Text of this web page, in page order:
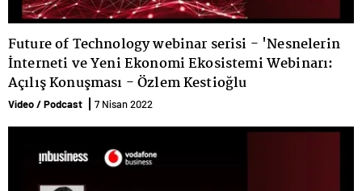
Future of Technology webinar serisi - 'Nesnelerin
İnterneti ve Yeni Ekonomi Ekosistemi Webinarı:
Açılış Konuşması - Özlem Kestioğlu
Video / Podcast 7 Nisan 2022